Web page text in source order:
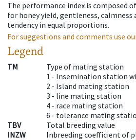
The performance index is composed
for honey yield, gentleness, calmness
tendency in equal proportions.
For suggestions and comments use
Legend
TM
Type of mating station
1 - Insemination station
2 - Island mating station
3 - line mating station
4 - race mating station
6 - tolerance mating
TBV
Total breeding value
INZW
Inbreeding coefficient of